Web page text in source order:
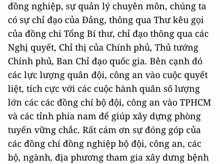
đồng nghiệp, sự quản lý chuyên môn, chúng ta
có sự chỉ đạo của Đảng, thông qua Thư kêu gọi
của đồng chí Tổng Bí thư, chỉ đạo thông qua các
Nghị quyết, Chỉ thị của Chính phủ, Thủ tướng
Chính phủ, Ban Chỉ đạo quốc gia. Bên cạnh đó
các lực lượng quân đội, công an vào cuộc quyết
liệt, tích cực với các cuộc hành quân số lượng
lớn các các đồng chí bộ đội, công an vào TPHCM
và các tỉnh phía nam để giúp xây dựng phòng
tuyến vững chắc. Rất cám ơn sự đóng góp của
các đồng chí đồng nghiệp bộ đội, công an, các
bộ, ngành, địa phương tham gia xây dưng bệnh